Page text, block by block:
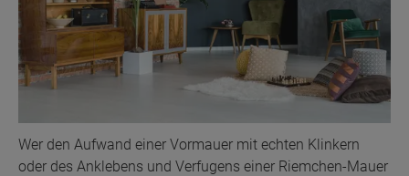
Wer den Aufwand einer Vormauer mit echten Klinkern
oder des Anklebens und Verfugens einer Riemchen-Mauer